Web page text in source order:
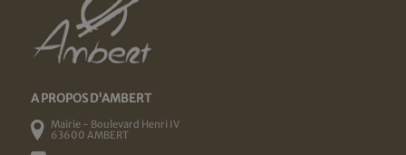
A PROPOS D'AMBERT
Mairie - Boulevard Henri IV
63600 AMBERT